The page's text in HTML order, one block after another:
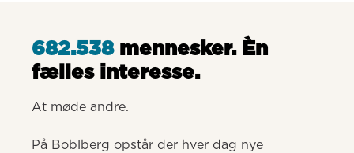
682.538mennesker. Èn
fælles interesse.
At møde andre.
På Boblberg opstår der hver dag nye